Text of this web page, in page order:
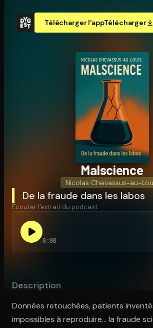
Télécharger l'appTélécharger
Malscience
Nicolas Chevassus-au-
De la fraude dans les labos
Écouter l'extrait du podcast :
0:00
Description
Données retouchées, patients
impossibles à reproduire… la fraude